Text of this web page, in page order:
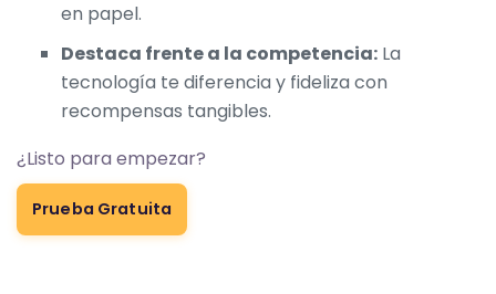
en papel.
Destaca frente a la competencia: La
tecnología te diferencia y fideliza con
recompensas tangibles.
¿Listo para empezar?
Prueba Gratuita